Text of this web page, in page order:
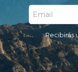
Recibirás